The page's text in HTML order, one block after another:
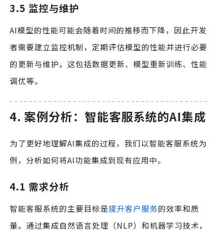
3.5 监控与维护
AI模型的性能可能会随着时间的推移而下降，因此开发
者需要建立监控机制，定期评估模型的性能并进行必要
的更新与维护。这包括数据更新、模型重新训练、性能
调优等。
4. 案例分析：智能客服系统的AI集成
为了更好地理解AI集成的过程，我们以智能客服系统为
例，分析如何将AI功能集成到现有应用中。
4.1 需求分析
智能客服系统的主要目标是提升客户服务的效率和质
量。通过集成自然语言处理（NLP）和机器学习技术，